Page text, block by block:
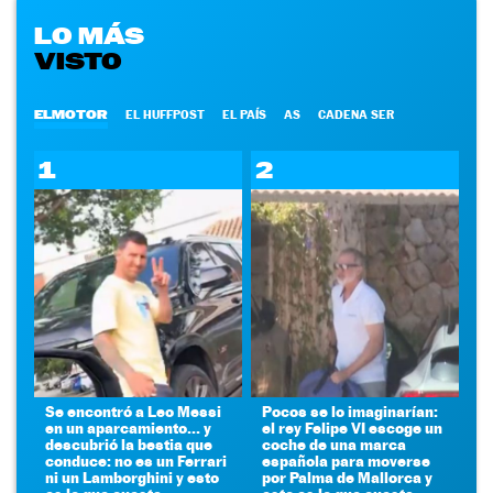
LO MÁS
VISTO
ELMOTOR EL HUFFPOST EL PAÍS AS CADENA SER
1
Se encontró a Leo Messi
en un aparcamiento... y
descubrió la bestia que
conduce: no es un Ferrari
ni un Lamborghini y esto
2
Pocos se lo imaginarían:
el rey Felipe VI escoge un
coche de una marca
española para moverse
por Palma de Mallorca y